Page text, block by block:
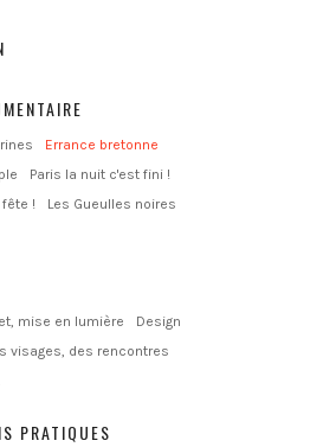
Errance bretonne
Paris la nuit c'est fini !
fête !
Les Gueulles noires
mise en lumière
Design
visages, des rencontres
PRATIQUES